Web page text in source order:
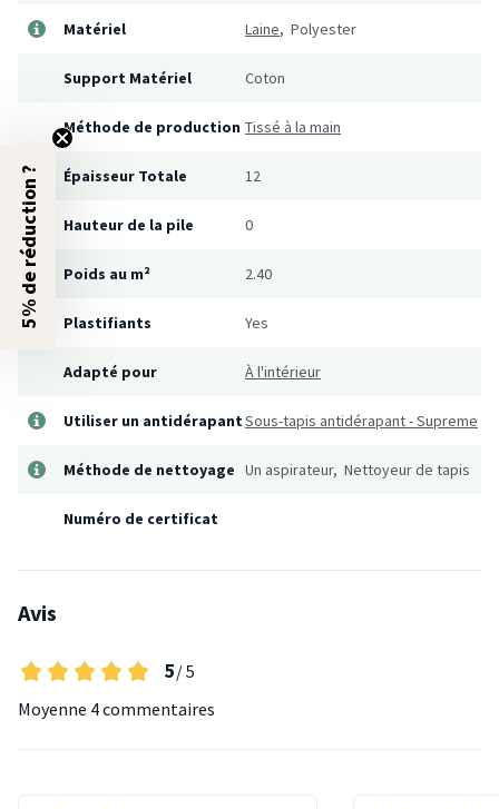
Matériel Laine, Polyester
Support Matériel Coton
Méthode de production Tissé à la main
Épaisseur Totale 12
Hauteur de la pile 0
Poids au m² 2.40
Plastifiants Yes
Adapté pour À l'intérieur
Utiliser un antidérapantSous-tapis antidérapant - Supreme
Méthode de nettoyage Un aspirateur, Nettoyeur de tapis
Numéro de certificat
Avis
5/ 5
Moyenne 4 commentaires
5% de réduction ?